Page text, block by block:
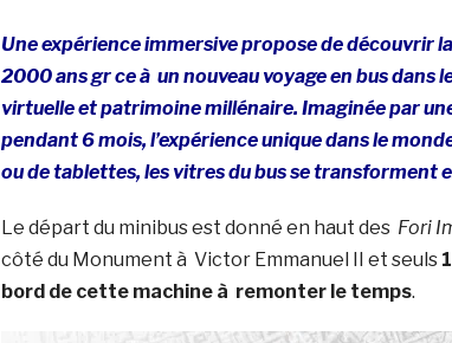
Une expérience immersive propose de découvrir
2000 ans gr ce à un nouveau voyage en bus dans
virtuelle et patrimoine millénaire. Imaginée par
pendant 6 mois, l’expérience unique dans le
ou de tablettes, les vitres du bus se transforment
Le départ du minibus est donné en haut desFori
côté du Monument à Victor Emmanuel II et seuls
bord de cette machine à remonter le temps.